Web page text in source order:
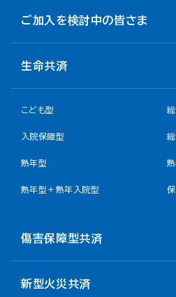
ご加入を検討中の皆さま
生命共済
こども型
入院保障型
熟年型
熟年型＋熟年入院型 保
傷害保障型共済
新型火災共済